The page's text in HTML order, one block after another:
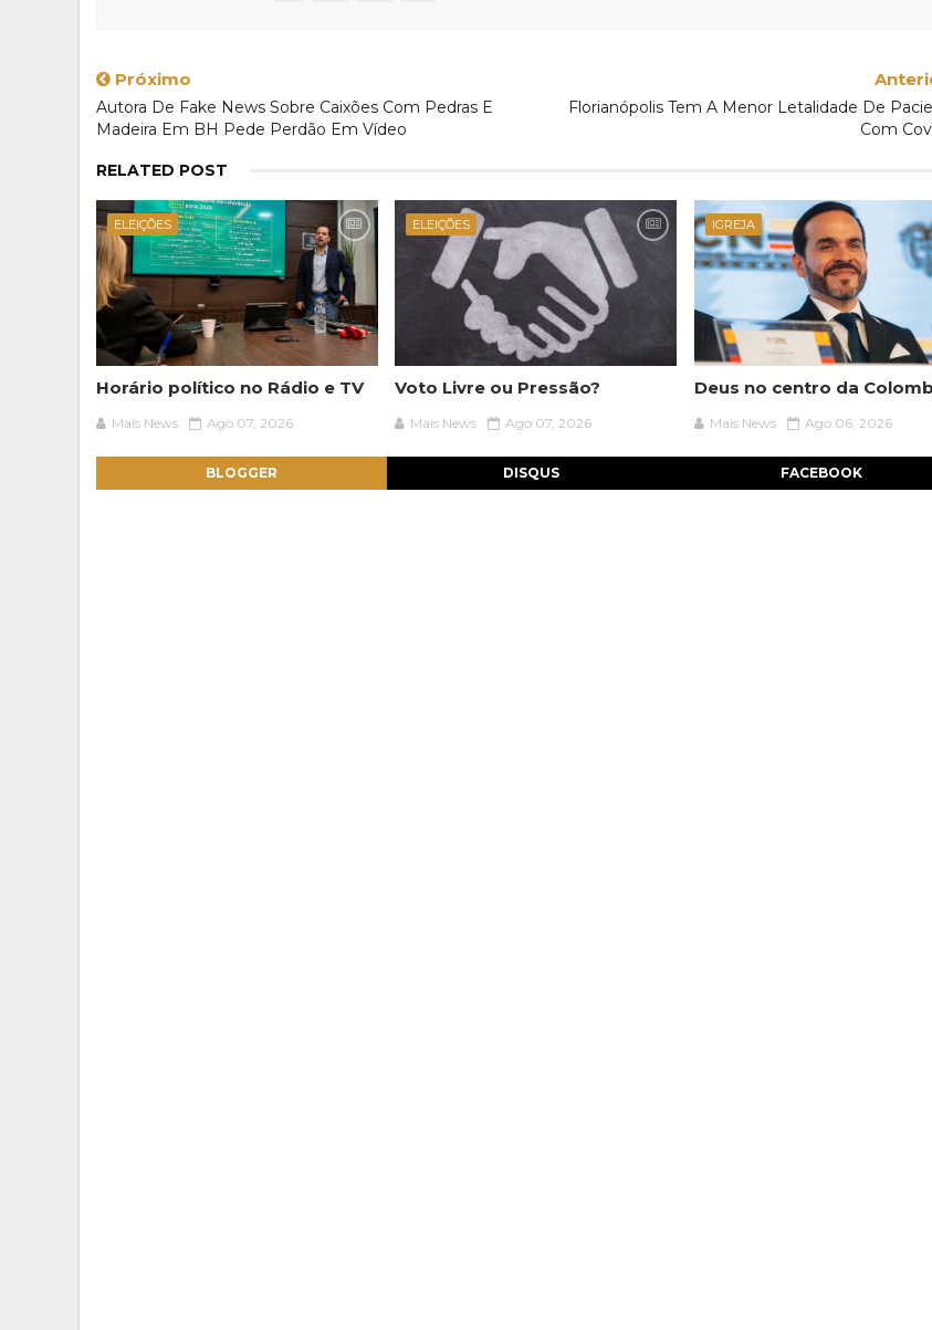
Próximo
Autora De Fake News Sobre Caixões Com Pedras E
Madeira Em BH Pede Perdão Em Vídeo
Florianópolis Tem A Menor Letalidade De
Com
RELATED POST
ELEIÇÕES
Horário político no Rádio e TV
Mais News Ago 07, 2026
ELEIÇÕES
Voto Livre ou Pressão?
Mais News Ago 07, 2026
IGREJA
Deus no centro da
Mais News Ago 06, 2026
BLOGGER DISQUS FACEBOOK